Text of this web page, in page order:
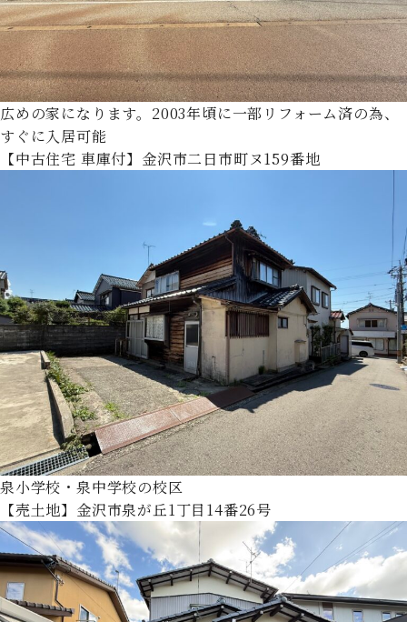
広めの家になります。2003年頃に一部リフォーム済の為、
すぐに入居可能
【中古住宅 車庫付】金沢市二日市町ヌ159番地
泉小学校・泉中学校の校区
【売土地】金沢市泉が丘1丁目14番26号